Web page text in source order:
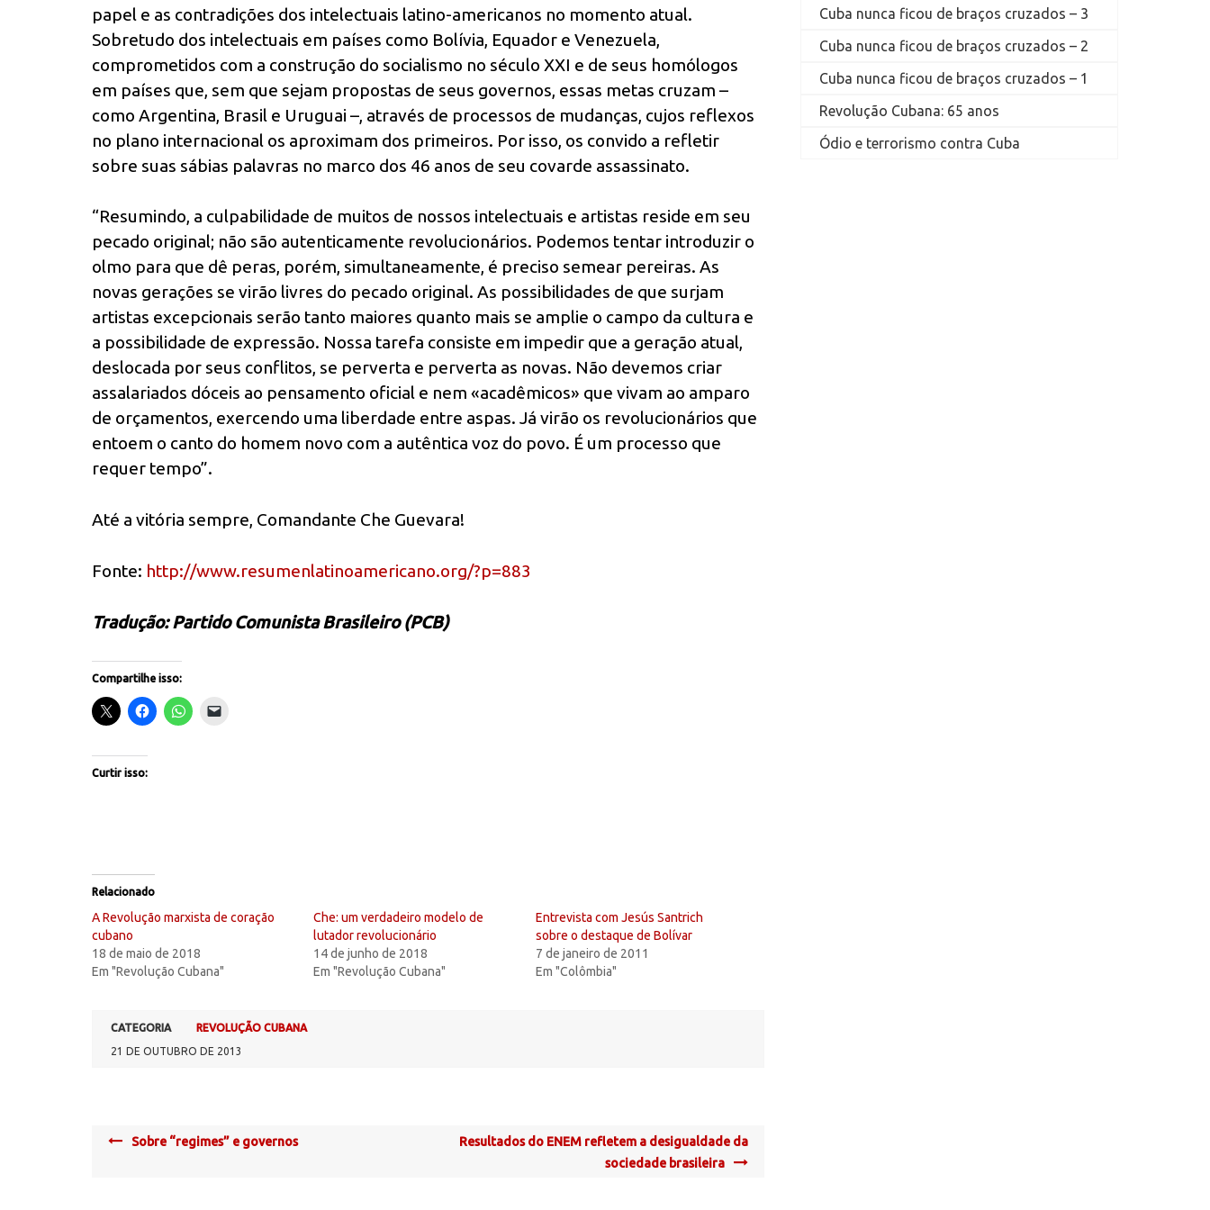
papel e as contradições dos intelectuais latino-americanos no momento atual.
Sobretudo dos intelectuais em países como Bolívia, Equador e Venezuela,
comprometidos com a construção do socialismo no século XXI e de seus homólogos
em países que, sem que sejam propostas de seus governos, essas metas cruzam –
como Argentina, Brasil e Uruguai –, através de processos de mudanças, cujos reflexos
no plano internacional os aproximam dos primeiros. Por isso, os convido a refletir
sobre suas sábias palavras no marco dos 46 anos de seu covarde assassinato.
“Resumindo, a culpabilidade de muitos de nossos intelectuais e artistas reside em seu
pecado original; não são autenticamente revolucionários. Podemos tentar introduzir o
olmo para que dê peras, porém, simultaneamente, é preciso semear pereiras. As
novas gerações se virão livres do pecado original. As possibilidades de que surjam
artistas excepcionais serão tanto maiores quanto mais se amplie o campo da cultura e
a possibilidade de expressão. Nossa tarefa consiste em impedir que a geração atual,
deslocada por seus conflitos, se perverta e perverta as novas. Não devemos criar
assalariados dóceis ao pensamento oficial e nem «acadêmicos» que vivam ao amparo
de orçamentos, exercendo uma liberdade entre aspas. Já virão os revolucionários que
entoem o canto do homem novo com a autêntica voz do povo. É um processo que
requer tempo”.
Até a vitória sempre, Comandante Che Guevara!
Fonte: http://www.resumenlatinoamericano.org/?p=883
Tradução: Partido Comunista Brasileiro (PCB)
Compartilhe isso:
Curtir isso:
Relacionado
A Revolução marxista de coração
cubano
18 de maio de 2018
Em "Revolução Cubana"
Che: um verdadeiro modelo de
lutador revolucionário
14 de junho de 2018
Em "Revolução Cubana"
Entrevista com Jesús Santrich
sobre o destaque de Bolívar
7 de janeiro de 2011
Em "Colômbia"
CATEGORIA
REVOLUÇÃO CUBANA
21 DE OUTUBRO DE 2013
PostSobre “regimes” e governos
Resultados do ENEM refletem a desigualdade da
sociedade brasileira
Cuba nunca ficou de braços cruzados – 3
Cuba nunca ficou de braços cruzados – 2
Cuba nunca ficou de braços cruzados – 1
Revolução Cubana: 65 anos
Ódio e terrorismo contra Cuba